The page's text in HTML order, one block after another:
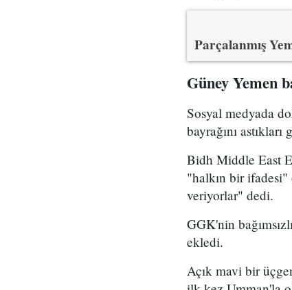
Parçalanmış
Güney Yemen
Sosyal medyada
bayrağını astıkları
Bidh Middle East
"halkın bir
veriyorlar" dedi.
GGK'nin
ekledi.
Açık mavi bir